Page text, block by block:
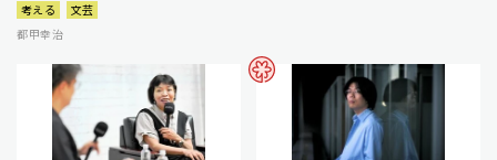
考える
文芸
都甲幸治